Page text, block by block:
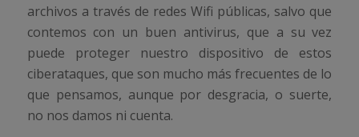
archivos a través de redes Wifi públicas, salvo que
contemos con un buen antivirus, que a su vez
puede proteger nuestro dispositivo de estos
ciberataques, que son mucho más frecuentes de lo
que pensamos, aunque por desgracia, o suerte,
no nos damos ni cuenta.